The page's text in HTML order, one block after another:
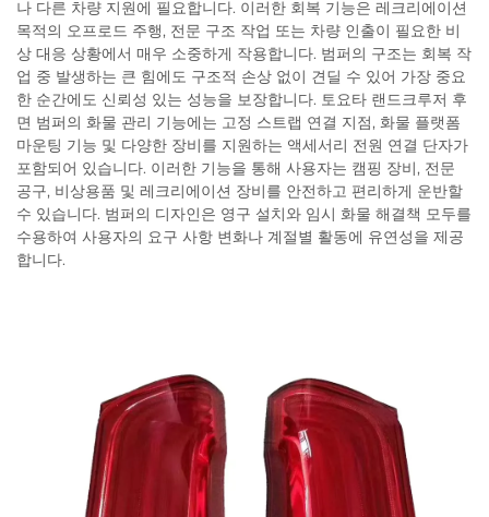
나 다른 차량 지원에 필요합니다. 이러한 회복 기능은 레크리에이션
목적의 오프로드 주행, 전문 구조 작업 또는 차량 인출이 필요한 비
상 대응 상황에서 매우 소중하게 작용합니다. 범퍼의 구조는 회복 작
업 중 발생하는 큰 힘에도 구조적 손상 없이 견딜 수 있어 가장 중요
한 순간에도 신뢰성 있는 성능을 보장합니다. 토요타 랜드크루저 후
면 범퍼의 화물 관리 기능에는 고정 스트랩 연결 지점, 화물 플랫폼
마운팅 기능 및 다양한 장비를 지원하는 액세서리 전원 연결 단자가
포함되어 있습니다. 이러한 기능을 통해 사용자는 캠핑 장비, 전문
공구, 비상용품 및 레크리에이션 장비를 안전하고 편리하게 운반할
수 있습니다. 범퍼의 디자인은 영구 설치와 임시 화물 해결책 모두를
수용하여 사용자의 요구 사항 변화나 계절별 활동에 유연성을 제공
합니다.